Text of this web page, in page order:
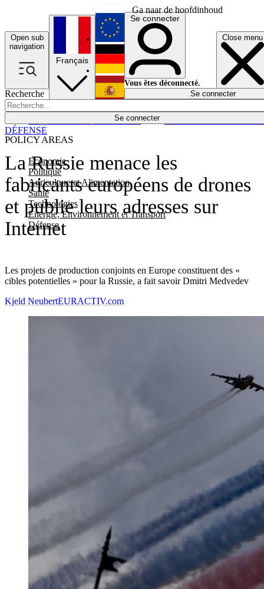
Ga naar de hoofdinhoud
Open sub
navigation
Close menu
Recherche
Se connecter
POLICY AREAS
Economie
Politique
Agriculture et Alimentation
Santé
Technologies
Energie, Environnement et Transport
Défense
Économie
Français
English
Deutsch
Español
Se connecter
Vous êtes déconnecté.
Se connecter
La Russie menace les
fabricants européens de drones
et publie leurs adresses sur
Internet
Les projets de production conjoints en Europe constituent des «
cibles potentielles » pour la Russie, a fait savoir Dmitri Medvedev
DÉFENSE
Kjeld NeubertEURACTIV.com